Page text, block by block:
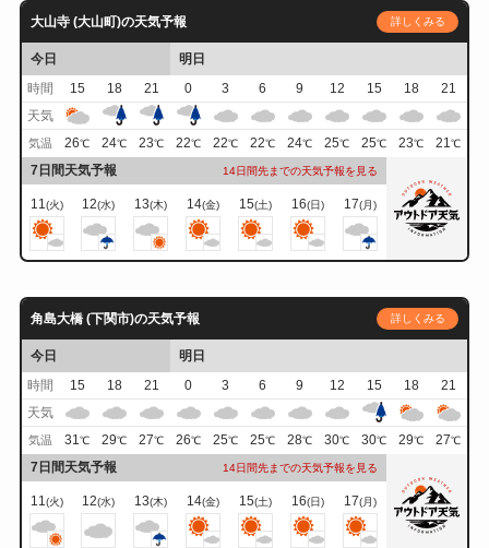
大山寺 (大山町)の天気予報 詳しくみる
今日
明日
時間
15 18 21 0 3 6 9 12 15 18
21
天気
気温 26℃ 24℃ 23℃ 22℃ 22℃ 22℃ 24℃ 25℃ 25℃ 23℃ 21℃
7日間天気予報 14日間先までの天気予報を見る
11(火) 12(水) 13(木) 14(金) 15(土) 16(日) 17(月)
角島大橋 (下関市)の天気予報 詳しくみる
今日
明日
時間
15 18 21 0 3 6 9 12 15 18
21
天気
気温 31℃ 29℃ 27℃ 26℃ 25℃ 25℃ 28℃ 30℃ 30℃ 29℃ 27℃
7日間天気予報 14日間先までの天気予報を見る
11(火) 12(水) 13(木) 14(金) 15(土) 16(日) 17(月)